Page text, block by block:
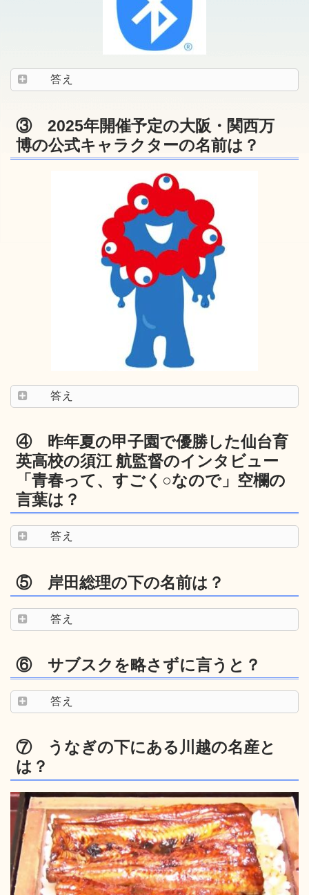
答え
③ 2025年開催予定の大阪・関西万
博の公式キャラクターの名前は？
答え
④ 昨年夏の甲子園で優勝した仙台育
英高校の須江 航監督のインタビュー
「青春って、すごく○なので」空欄の
言葉は？
答え
⑤ 岸田総理の下の名前は？
答え
⑥ サブスクを略さずに言うと？
答え
⑦ うなぎの下にある川越の名産と
は？